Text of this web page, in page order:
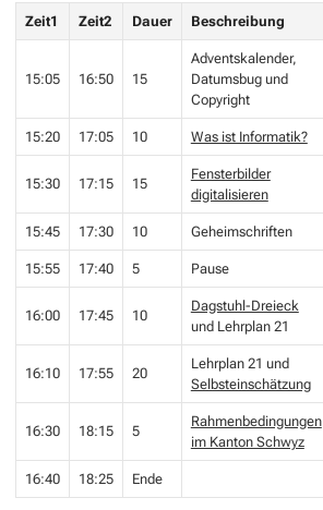
Zeit1 Zeit2 Dauer Beschreibung
15:05 16:50 15
Adventskalender,
Datumsbug und
Copyright
15:20 17:05 10 Was ist Informatik?
15:30 17:15 15
Fensterbilder
digitalisieren
15:45 17:30 10 Geheimschriften
15:55 17:40 5 Pause
16:00 17:45 10
Dagstuhl-Dreieck
und Lehrplan 21
16:10 17:55 20
Lehrplan 21 und
Selbsteinschätzung
16:30 18:15 5
Rahmenbedingungen
im Kanton Schwyz
16:40 18:25 Ende